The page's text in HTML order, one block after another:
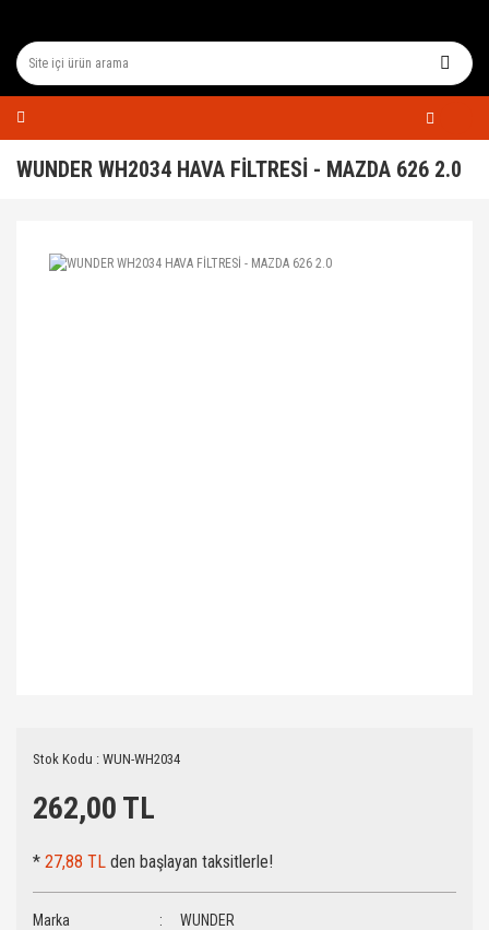
WUNDER WH2034 HAVA FİLTRESİ - MAZDA 626 2.0
Stok Kodu : WUN-WH2034
262,00 TL
* 27,88 TL den başlayan taksitlerle!
Marka WUNDER